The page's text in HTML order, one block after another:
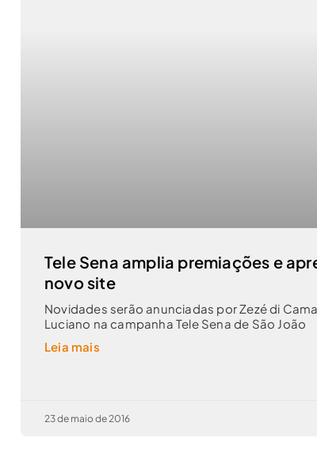
Tele Sena amplia premiações e
novo site
Novidades serão anunciadas por Zezé di
Luciano na campanha Tele Sena de São João
Leia mais
23 de maio de 2016